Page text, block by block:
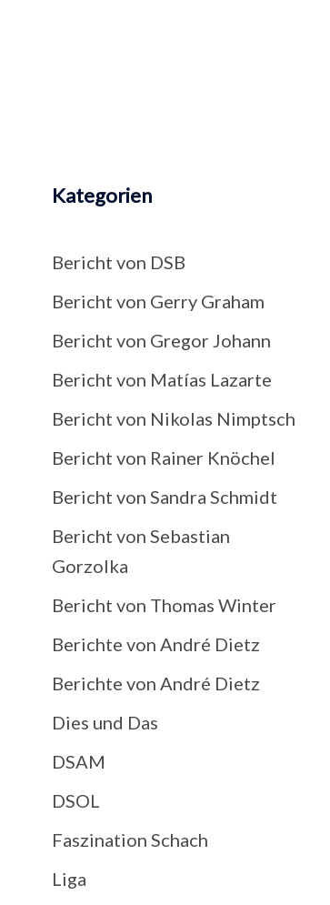
Kategorien
Bericht von DSB
Bericht von Gerry Graham
Bericht von Gregor Johann
Bericht von Matías Lazarte
Bericht von Nikolas Nimptsch
Bericht von Rainer Knöchel
Bericht von Sandra Schmidt
Bericht von Sebastian
Gorzolka
Bericht von Thomas Winter
Berichte von André Dietz
Berichte von André Dietz
Dies und Das
DSAM
DSOL
Faszination Schach
Liga